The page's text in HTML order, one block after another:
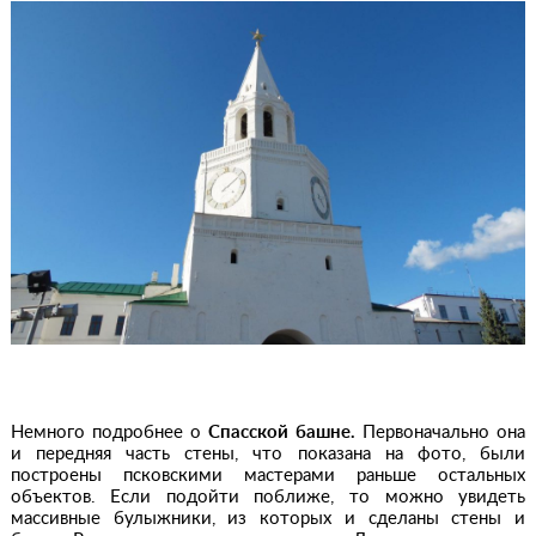
Немного подробнее о Спасской башне. Первоначально она
и передняя часть стены, что показана на фото, были
построены псковскими мастерами раньше остальных
объектов. Если подойти поближе, то можно увидеть
массивные булыжники, из которых и сделаны стены и